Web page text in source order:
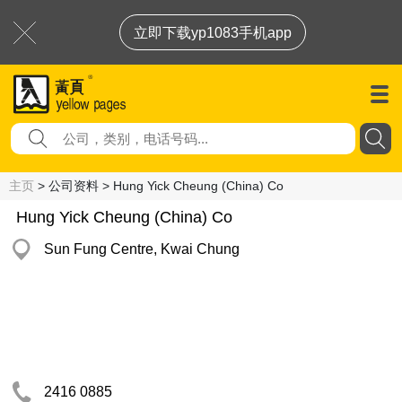
立即下载yp1083手机app
主页 > 公司资料 > Hung Yick Cheung (China) Co
Hung Yick Cheung (China) Co
Sun Fung Centre, Kwai Chung
2416 0885